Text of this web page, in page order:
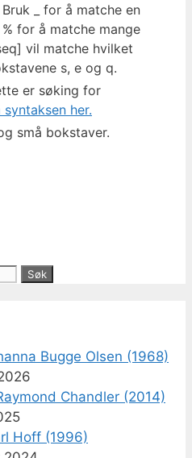
_ for å matche en
for å matche mange
vil matche hvilket
s, e og q.
er søking for
her.
små bokstaver.
Bugge Olsen (1968)
Chandler (2014)
Hoff (1996)